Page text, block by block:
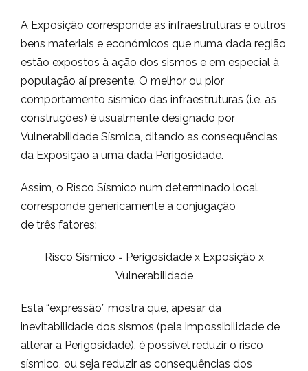
A Exposição corresponde às infraestruturas e outros
bens materiais e económicos que numa dada região
estão expostos à ação dos sismos e em especial à
população aí presente. O melhor ou pior
comportamento sísmico das infraestruturas (i.e. as
construções) é usualmente designado por
Vulnerabilidade Sísmica, ditando as consequências
da Exposição a uma dada Perigosidade.
Assim, o Risco Sísmico num determinado local
corresponde genericamente à conjugação
de três fatores:
Risco Sísmico = Perigosidade x Exposição x
Vulnerabilidade
Esta “expressão” mostra que, apesar da
inevitabilidade dos sismos (pela impossibilidade de
alterar a Perigosidade), é possível reduzir o risco
sísmico, ou seja reduzir as consequências dos